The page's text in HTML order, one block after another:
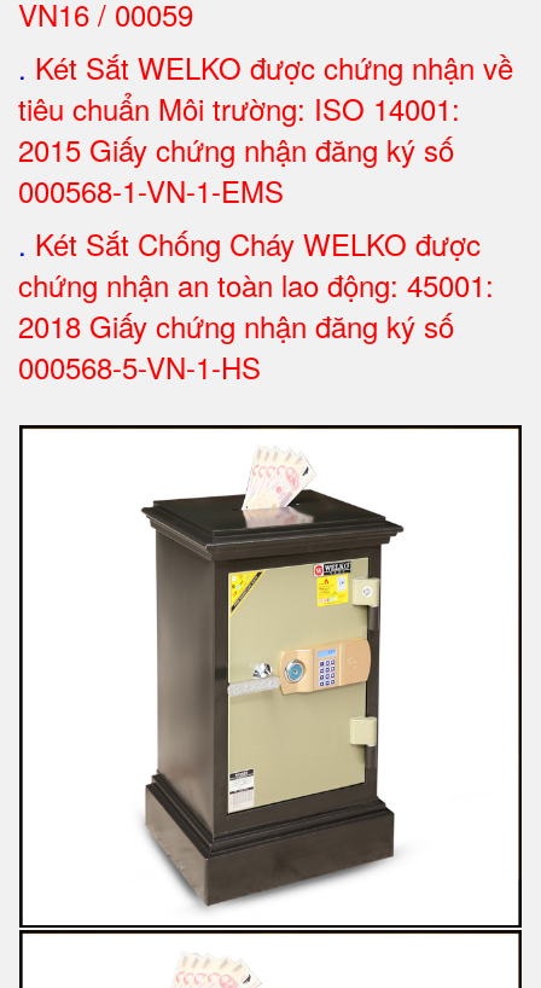
VN16 / 00059
. Két Sắt WELKO được chứng nhận về
tiêu chuẩn Môi trường: ISO 14001:
2015 Giấy chứng nhận đăng ký số
000568-1-VN-1-EMS
. Két Sắt Chống Cháy WELKO được
chứng nhận an toàn lao động: 45001:
2018 Giấy chứng nhận đăng ký số
000568-5-VN-1-HS